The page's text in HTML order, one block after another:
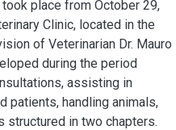
place from October 29,
Clinic, located in the
of Veterinarian Dr. Mauro
during the period
assisting in
patients, handling animals,
structured in two chapters.